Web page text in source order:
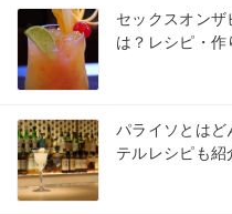
セックスオンザ
は？レシピ・作
パライソとはど
テルレシピも紹